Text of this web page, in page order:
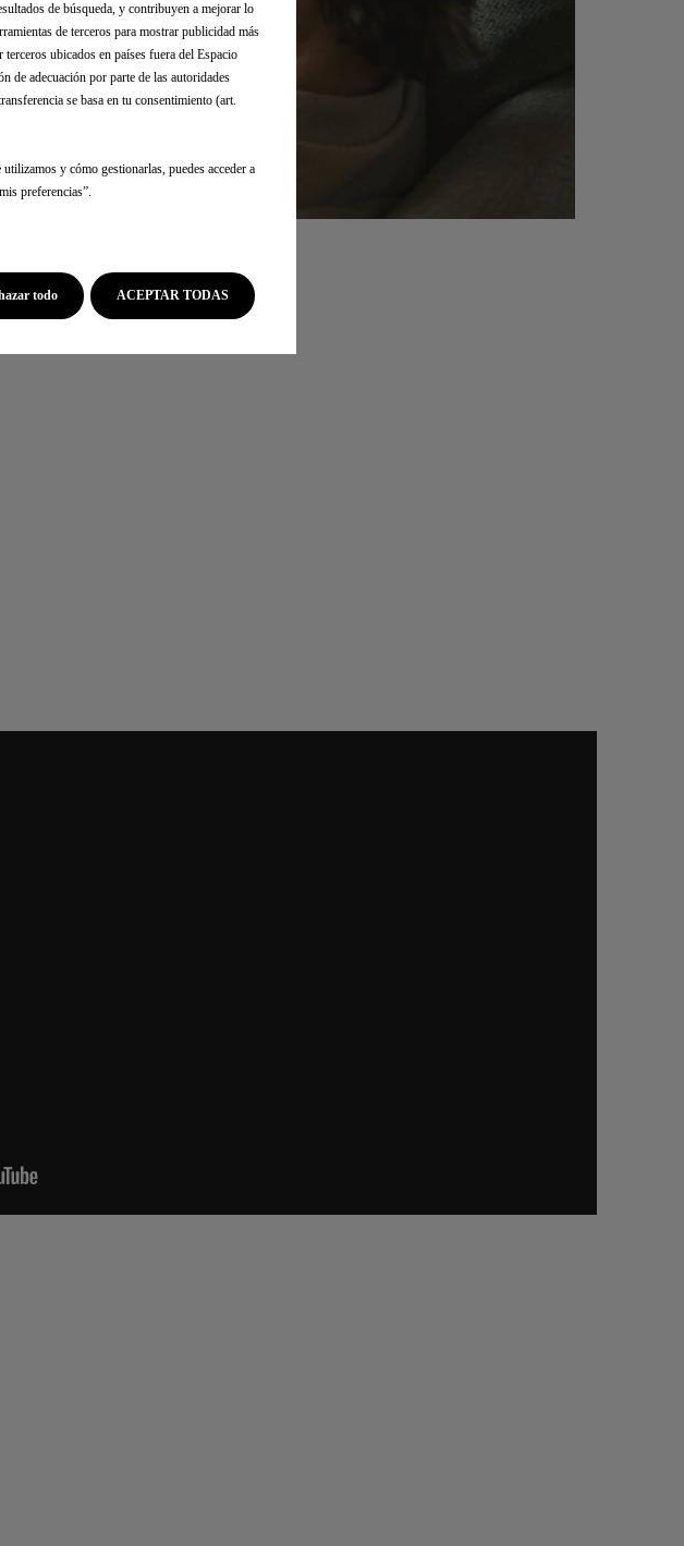
EN EL 91
19 55 (L-V DE 11H
de búsqueda, y contribuyen a mejorar lo
de terceros para mostrar publicidad más
ubicados en países fuera del Espacio
de adecuación por parte de las autoridades
se basa en tu consentimiento (art.
y cómo gestionarlas, puedes acceder a
preferencias”.
ACEPTAR TODAS
todo